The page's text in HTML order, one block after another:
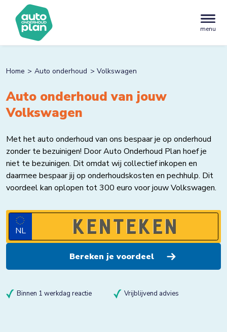
menu
Home Auto onderhoud Volkswagen
Auto onderhoud van jouw
Volkswagen
Met het auto onderhoud van ons bespaar je op onderhoud
zonder te bezuinigen! Door Auto Onderhoud Plan hoef je
niet te bezuinigen. Dit omdat wij collectief inkopen en
daarmee bespaar jij op onderhoudskosten en pechhulp. Dit
voordeel kan oplopen tot 300 euro voor jouw Volkswagen.
NL
Binnen 1 werkdag reactie Vrijblijvend advies